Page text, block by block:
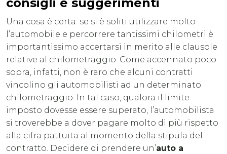
consigli e suggerimenti
Una cosa è certa: se si è soliti utilizzare molto
l’automobile e percorrere tantissimi chilometri è
importantissimo accertarsi in merito alle clausole
relative al chilometraggio. Come accennato poco
sopra, infatti, non è raro che alcuni contratti
vincolino gli automobilisti ad un determinato
chilometraggio. In tal caso, qualora il limite
imposto dovesse essere superato, l’automobilista
si troverebbe a dover pagare molto di più rispetto
alla cifra pattuita al momento della stipula del
contratto. Decidere di prendere un’auto a